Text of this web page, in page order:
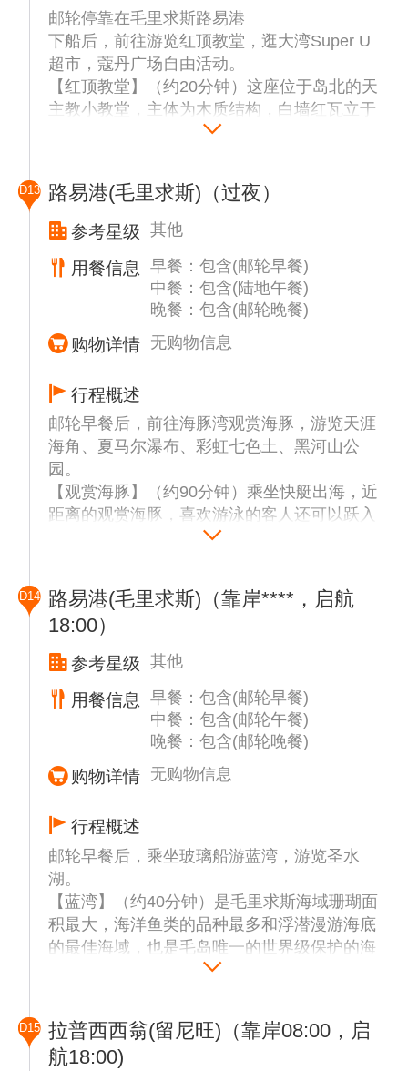
邮轮停靠在毛里求斯路易港
下船后，前往游览红顶教堂，逛大湾Super U
超市，蔻丹广场自由活动。
【红顶教堂】（约20分钟）这座位于岛北的天
主教小教堂，主体为木质结构，白墙红瓦立于
蓝天白云之间，碧海银沙映衬下，绿草红花掩
下一站抵达“大湾Super U超市”（约30分
钟），这里是全岛最大型生活超市，从生鲜食
品到日化用品再到服装饰品、旅游纪念品应有
尽有。(如果抵达时间较晚，很多店铺已经打
烊，可以拍照打卡)
最后在路易港最大的休闲中心-【蔻丹广场】
自由活动（约40分钟），地标性的“伞街”、美
食广场、手工艺纪念品集市、博物馆等、时尚
D13 路易港(毛里求斯)（过夜）
参考星级 其他
用餐信息
早餐：包含(邮轮早餐)
中餐：包含(陆地午餐)
晚餐：包含(邮轮晚餐)
购物详情 无购物信息
行程概述
邮轮早餐后，前往海豚湾观赏海豚，游览天涯
海角、夏马尔瀑布、彩虹七色土、黑河山公
园。
【观赏海豚】（约90分钟）乘坐快艇出海，近
距离的观赏海豚，喜欢游泳的客人还可以跃入
海中，零距离的接触和真切地去抚摸海豚，还
斯海岸线上的迷人风光和蜿蜒曲直的 U 形公
路—大浪湾，看会哭的石头。这里的海浪汹涌
澎湃，惊涛拍岸，气势恢宏。
【夏马尔瀑布】（约20分钟） 是毛里求斯西
南部著名的自然景观，位于黑河区的夏马尔村
附近。这里是毛里求斯最受欢迎的旅游景点之
一，以其壮观的瀑布和周边独特的自然奇观而
闻名。后去观看世界上唯一的地上【彩虹七色
土】（约20分钟），见证造物主神奇的调色
板。接下来去【黑河山公园】（约15分钟）做
短暂的参观。游览结束后，返回邮轮。
D14
路易港(毛里求斯)（靠岸****，启航
18:00）
参考星级 其他
用餐信息
早餐：包含(邮轮早餐)
中餐：包含(邮轮午餐)
晚餐：包含(邮轮晚餐)
购物详情 无购物信息
行程概述
邮轮早餐后，乘坐玻璃船游蓝湾，游览圣水
湖。
【蓝湾】（约40分钟）是毛里求斯海域珊瑚面
积最大，海洋鱼类的品种最多和浮潜漫游海底
的最佳海域，也是毛岛唯一的世界级保护的海
洋植物园。透过船底玻璃可以看到罕见的无与
是否营业，如不营业则改为蓝湾沙滩停留拍
照)。
D15
拉普西西翁(留尼旺)（靠岸08:00，启
航18:00)